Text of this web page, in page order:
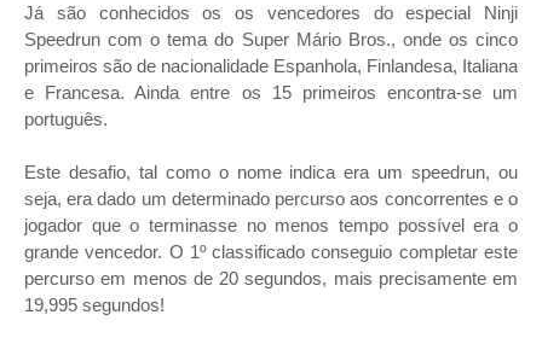
Já são conhecidos os os vencedores do especial Ninji
Speedrun com o tema do Super Mário Bros., onde os cinco
primeiros são de nacionalidade Espanhola, Finlandesa, Italiana
e Francesa. Ainda entre os 15 primeiros encontra-se um
português.
Este desafio, tal como o nome indica era um speedrun, ou
seja, era dado um determinado percurso aos concorrentes e o
jogador que o terminasse no menos tempo possível era o
grande vencedor. O 1º classificado conseguio completar este
percurso em menos de 20 segundos, mais precisamente em
19,995 segundos!